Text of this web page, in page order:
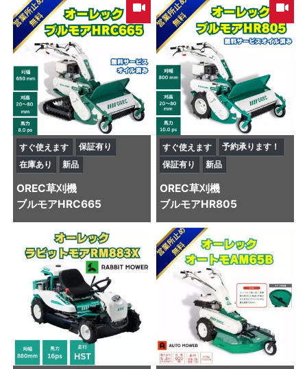
すぐ使えます
保証有り
在庫あり
新品
OREC草刈機
ブルモアHRC665
すぐ使えます
予約承ります！
保証有り
新品
OREC草刈機
ブルモアHR805